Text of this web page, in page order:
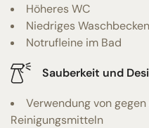
Höheres WC
Niedriges
Notrufleine im Bad
Sauberkeit und
Verwendung von
Reinigungsmitteln